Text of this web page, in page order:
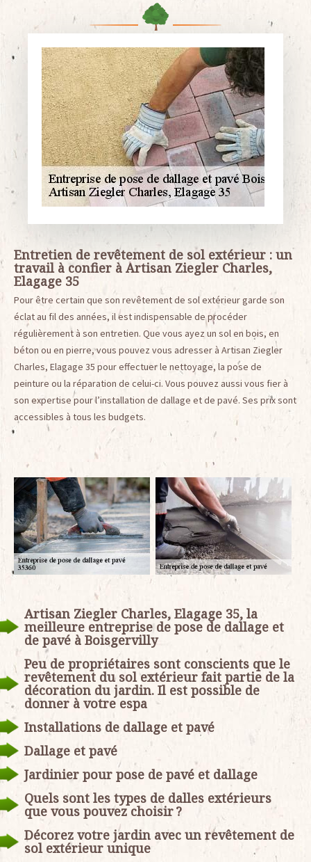
Entretien de revêtement de sol extérieur : un
travail à confier à Artisan Ziegler Charles,
Elagage 35
Pour être certain que son revêtement de sol extérieur garde son
éclat au fil des années, il est indispensable de procéder
régulièrement à son entretien. Que vous ayez un sol en bois, en
béton ou en pierre, vous pouvez vous adresser à Artisan Ziegler
Charles, Elagage 35 pour effectuer le nettoyage, la pose de
peinture ou la réparation de celui-ci. Vous pouvez aussi vous fier à
son expertise pour l’installation de dallage et de pavé. Ses prix sont
accessibles à tous les budgets.
Artisan Ziegler Charles, Elagage 35, la
meilleure entreprise de pose de dallage et
de pavé à Boisgervilly
Peu de propriétaires sont conscients que le
revêtement du sol extérieur fait partie de la
décoration du jardin. Il est possible de
donner à votre espa
Installations de dallage et pavé
Dallage et pavé
Jardinier pour pose de pavé et dallage
Quels sont les types de dalles extérieurs
que vous pouvez choisir ?
Décorez votre jardin avec un revêtement de
sol extérieur unique